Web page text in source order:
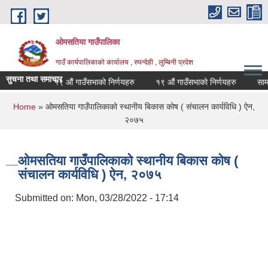
Skip to main content
ओमसतिया गाउँपालिका
गाउँ कार्यपालिकाको कार्यालय , रुपन्देही , लुम्बिनी प्रदेश
सुचना तथा समाचार
सूचना १९ औं गाउँसभाको निर्णयहरु १९ औं गाउँसभाको निर्णयहरु
You are here
Home » ओमसतिया गाउँपालिकाको स्थानीय बिकास कोष ( संचालन कार्यविधि ) ऐन,
२०७५
ओमसतिया गाउँपालिकाको स्थानीय बिकास कोष (
संचालन कार्यविधि ) ऐन, २०७५
Submitted on: Mon, 03/28/2022 - 17:14